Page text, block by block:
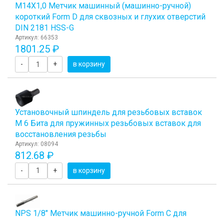
М14Х1,0 Метчик машинный (машинно-ручной)
короткий Form D для сквозных и глухих отверстий
DIN 2181 HSS-G
Артикул: 66353
1801.25 ₽
- + в корзину
Установочный шпиндель для резьбовых вставок
М 6 Бита для пружинных резьбовых вставок для
восстановления резьбы
Артикул: 08094
812.68 ₽
- + в корзину
NPS 1/8" Метчик машинно-ручной Form C для